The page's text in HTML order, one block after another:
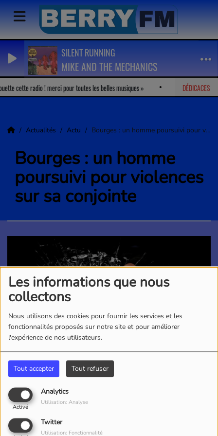
Les informations que nous
collectons
Nous utilisons des cookies pour fournir les services et les
fonctionnalités proposés sur notre site et pour améliorer
l'expérience de nos utilisateurs.
Tout accepter Tout refuser
Analytics
Activé
Utilisation: Analyse
Twitter
Utilisation: Fonctionnalité
SILENT RUNNING
MIKE AND THE MECHANICS
DÉDICACES
cette radio ! merci pour toutes les belles musiques Marion- J'adore
Actualités Actu Bourges : un homme poursuivi pour violences sur sa conjointe
Bourges : un homme
poursuivi pour violences
sur sa conjointe
02 NOVEMBRE 2025
Un homme de 26 ans a été déféré ce samedi devant le
parquet de Bourges, à la suite de faits de violences